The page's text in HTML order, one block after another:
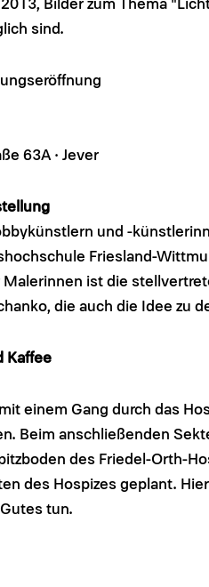
Bilder zum Thema
sind.
63A · Jever
und -
Friesland-
Malerinnen ist die
die auch die Idee zu
Kaffee
einem Gang durch das
Beim anschließenden
des Friedel-Orth-
des Hospizes geplant.
tun.